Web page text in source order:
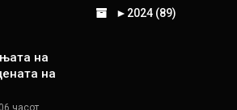
на
на
часот.
► 2024 (89)